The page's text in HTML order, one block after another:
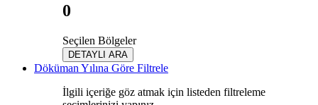
0
Seçilen Bölgeler
DETAYLI ARA
Döküman Yılına Göre Filtrele
İlgili içeriğe göz atmak için listeden filtreleme